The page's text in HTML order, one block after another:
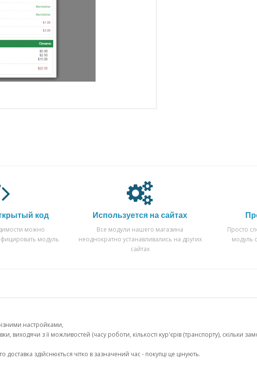
код
можно
модуль
Используется на сайтах
Все модули нашего магазина
неоднократно устанавливались на других
сайтах
Просто
модуль
настройками,
виходячи з її можливостей (часу роботи, кількості кур'єрів (транспорту), скільки
здійснюється чітко в зазначений час - покупці це цінують.